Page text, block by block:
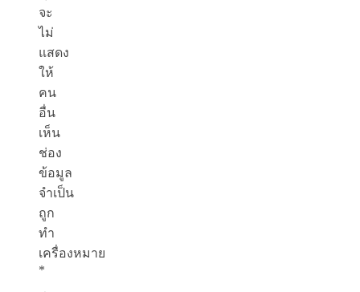
จะ
ไม่
แสดง
ให้
คน
อื่น
เห็น
ช่อง
ข้อมูล
จำเป็น
ถูก
ทำ
เครื่องหมาย
*